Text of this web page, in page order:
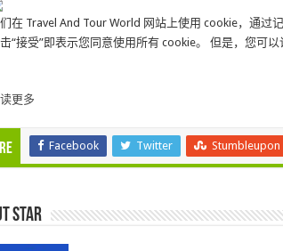
在 Travel And Tour World 网站上使用 cookie，通过
“接受”即表示您同意使用所有 cookie。 但是，您可以
更多
Facebook Twitter Stumbleupon
star